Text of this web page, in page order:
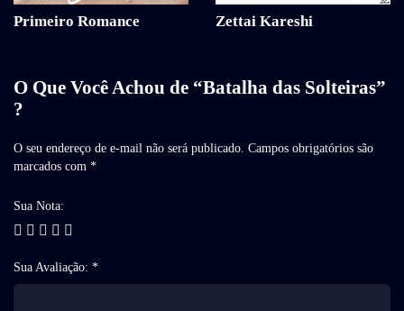
Primeiro Romance Zettai Kareshi
O Que Você Achou de “Batalha das Solteiras”
?
O seu endereço de e-mail não será publicado. Campos obrigatórios são
marcados com *
Sua Nota:
Sua Avaliação: *